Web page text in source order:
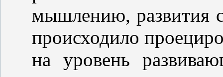
мышлению, развития
происходило
на уровень